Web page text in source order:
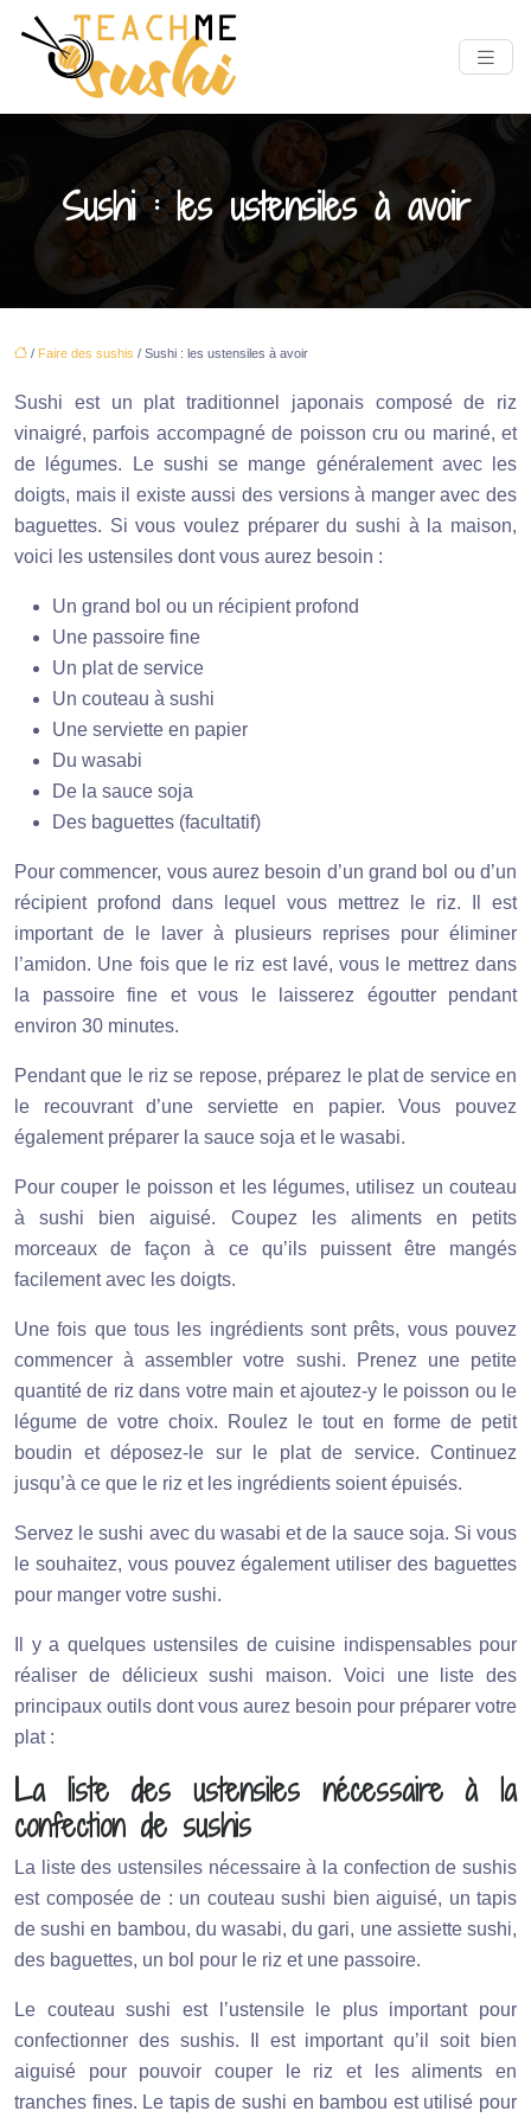
Sushi : les ustensiles à avoir
/ Faire des sushis / Sushi : les ustensiles à avoir
Sushi est un plat traditionnel japonais composé de riz
vinaigré, parfois accompagné de poisson cru ou mariné, et
de légumes. Le sushi se mange généralement avec les
doigts, mais il existe aussi des versions à manger avec des
baguettes. Si vous voulez préparer du sushi à la maison,
voici les ustensiles dont vous aurez besoin :
Un grand bol ou un récipient profond
Une passoire fine
Un plat de service
Un couteau à sushi
Une serviette en papier
Du wasabi
De la sauce soja
Des baguettes (facultatif)
Pour commencer, vous aurez besoin d’un grand bol ou d’un
récipient profond dans lequel vous mettrez le riz. Il est
important de le laver à plusieurs reprises pour éliminer
l’amidon. Une fois que le riz est lavé, vous le mettrez dans
la passoire fine et vous le laisserez égoutter pendant
environ 30 minutes.
Pendant que le riz se repose, préparez le plat de service en
le recouvrant d’une serviette en papier. Vous pouvez
également préparer la sauce soja et le wasabi.
Pour couper le poisson et les légumes, utilisez un couteau
à sushi bien aiguisé. Coupez les aliments en petits
morceaux de façon à ce qu’ils puissent être mangés
facilement avec les doigts.
Une fois que tous les ingrédients sont prêts, vous pouvez
commencer à assembler votre sushi. Prenez une petite
quantité de riz dans votre main et ajoutez-y le poisson ou le
légume de votre choix. Roulez le tout en forme de petit
boudin et déposez-le sur le plat de service. Continuez
jusqu’à ce que le riz et les ingrédients soient épuisés.
Servez le sushi avec du wasabi et de la sauce soja. Si vous
le souhaitez, vous pouvez également utiliser des baguettes
pour manger votre sushi.
Il y a quelques ustensiles de cuisine indispensables pour
réaliser de délicieux sushi maison. Voici une liste des
principaux outils dont vous aurez besoin pour préparer votre
plat :
La liste des ustensiles nécessaire à la
confection de sushis
La liste des ustensiles nécessaire à la confection de sushis
est composée de : un couteau sushi bien aiguisé, un tapis
de sushi en bambou, du wasabi, du gari, une assiette sushi,
des baguettes, un bol pour le riz et une passoire.
Le couteau sushi est l’ustensile le plus important pour
confectionner des sushis. Il est important qu’il soit bien
aiguisé pour pouvoir couper le riz et les aliments en
tranches fines. Le tapis de sushi en bambou est utilisé pour